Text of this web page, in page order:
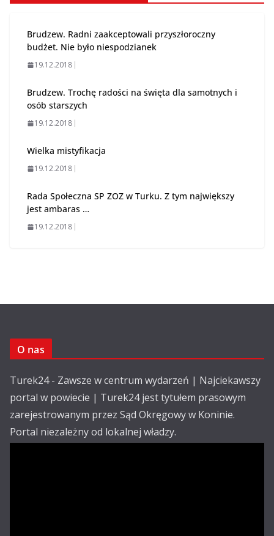
Brudzew. Radni zaakceptowali przyszłoroczny
budżet. Nie było niespodzianek
19.12.2018
Brudzew. Trochę radości na święta dla samotnych i
osób starszych
19.12.2018
Wielka mistyfikacja
19.12.2018
Rada Społeczna SP ZOZ w Turku. Z tym największy
jest ambaras …
19.12.2018
O nas
Turek24 - Zawsze w centrum wydarzeń | Najciekawszy
portal w powiecie | Turek24 jest tytułem prasowym
zarejestrowanym przez Sąd Okręgowy w Koninie.
Portal niezależny od lokalnej władzy.